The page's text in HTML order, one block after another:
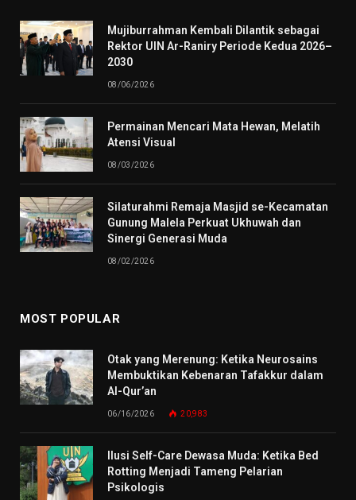
Mujiburrahman Kembali Dilantik sebagai
Rektor UIN Ar-Raniry Periode Kedua 2026–
2030
08/06/2026
Permainan Mencari Mata Hewan, Melatih
Atensi Visual
08/03/2026
Silaturahmi Remaja Masjid se-Kecamatan
Gunung Malela Perkuat Ukhuwah dan
Sinergi Generasi Muda
08/02/2026
MOST POPULAR
Otak yang Merenung: Ketika Neurosains
Membuktikan Kebenaran Tafakkur dalam
Al-Qur’an
06/16/2026 20,983
Ilusi Self-Care Dewasa Muda: Ketika Bed
Rotting Menjadi Tameng Pelarian
Psikologis